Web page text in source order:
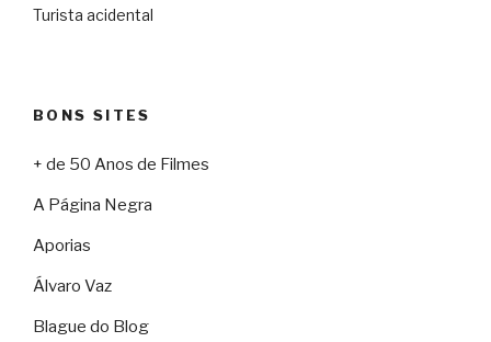
Turista acidental
BONS SITES
+ de 50 Anos de Filmes
A Página Negra
Aporias
Álvaro Vaz
Blague do Blog